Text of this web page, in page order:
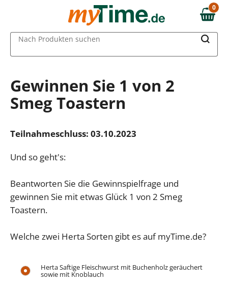
0,00 €
0
Nach Produkten suchen
Gewinnen Sie 1 von 2
Smeg Toastern
Teilnahmeschluss: 03.10.2023
Und so geht's:
Beantworten Sie die Gewinnspielfrage und
gewinnen Sie mit etwas Glück 1 von 2 Smeg
Toastern.
Welche zwei Herta Sorten gibt es auf myTime.de?
Herta Saftige Fleischwurst mit Buchenholz geräuchert
sowie mit Knoblauch